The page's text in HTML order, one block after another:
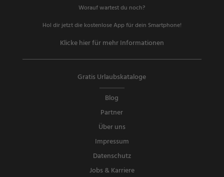
Worauf wartest du noch?
Hol dir jetzt die kostenlose App für dein Smartphone!
Klicke hier für mehr Informationen
Gratis Urlaubskataloge
Blog
Partner
Über uns
Impressum
Datenschutz
Jobs & Karriere